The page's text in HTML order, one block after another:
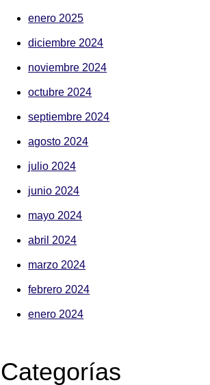
enero 2025
diciembre 2024
noviembre 2024
octubre 2024
septiembre 2024
agosto 2024
julio 2024
junio 2024
mayo 2024
abril 2024
marzo 2024
febrero 2024
enero 2024
Categorías